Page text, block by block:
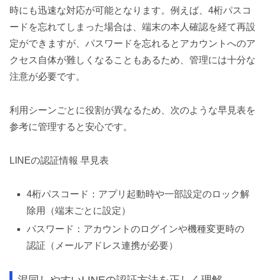
時にも迅速な対応が可能となります。例えば、4桁パスコ
ードを忘れてしまった場合は、端末の本人確認を経て再設
定ができますが、パスワードを忘れるとアカウントへのア
クセス自体が難しくなることもあるため、管理には十分な
注意が必要です。
利用シーンごとに役割が異なるため、次のような早見表を
参考に管理すると安心です。
LINEの認証情報 早見表
4桁パスコード：アプリ起動時や一部設定のロック解
除用（端末ごとに設定）
パスワード：アカウントのログインや機種変更時の
認証（メールアドレス連携が必要）